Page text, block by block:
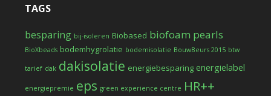
TAGS
besparing bij-isoleren Biobased biofoam pearls
BioXbeads bodemhygrolatie bodemisolatie BouwBeurs 2015 btw
tarief dak dakisolatie energiebesparing energielabel
energiepremie eps green experience centre HR++